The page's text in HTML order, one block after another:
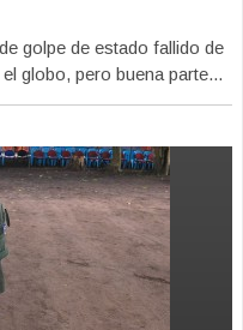
golpe de estado fallido de
globo, pero buena parte...